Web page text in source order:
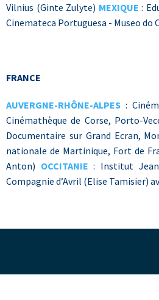
Vilnius (Ginte Zulyte) MEXIQUE :
Cinemateca Portuguesa - Museo do
FRANCE
AUVERGNE-RHÔNE-ALPES :
Cinémathèque de Corse, Porto-
Documentaire sur Grand Ecran,
nationale de Martinique, Fort de
Anton) OCCITANIE: Institut
Compagnie d’Avril (Elise Tamisier)